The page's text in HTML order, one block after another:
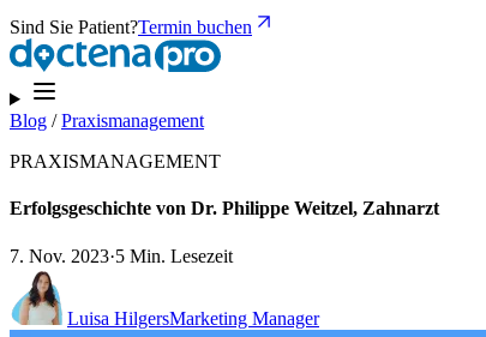
Sind Sie Patient?Termin buchen
Blog /Praxismanagement
PRAXISMANAGEMENT
Erfolgsgeschichte von Dr. Philippe Weitzel, Zahnarzt
7. Nov. 2023·5 Min. Lesezeit
Luisa HilgersMarketing Manager